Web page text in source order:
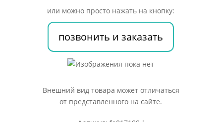
или можно просто нажать на кнопку:
позвонить и заказать
Внешний вид товара может отличаться
от представленного на сайте.